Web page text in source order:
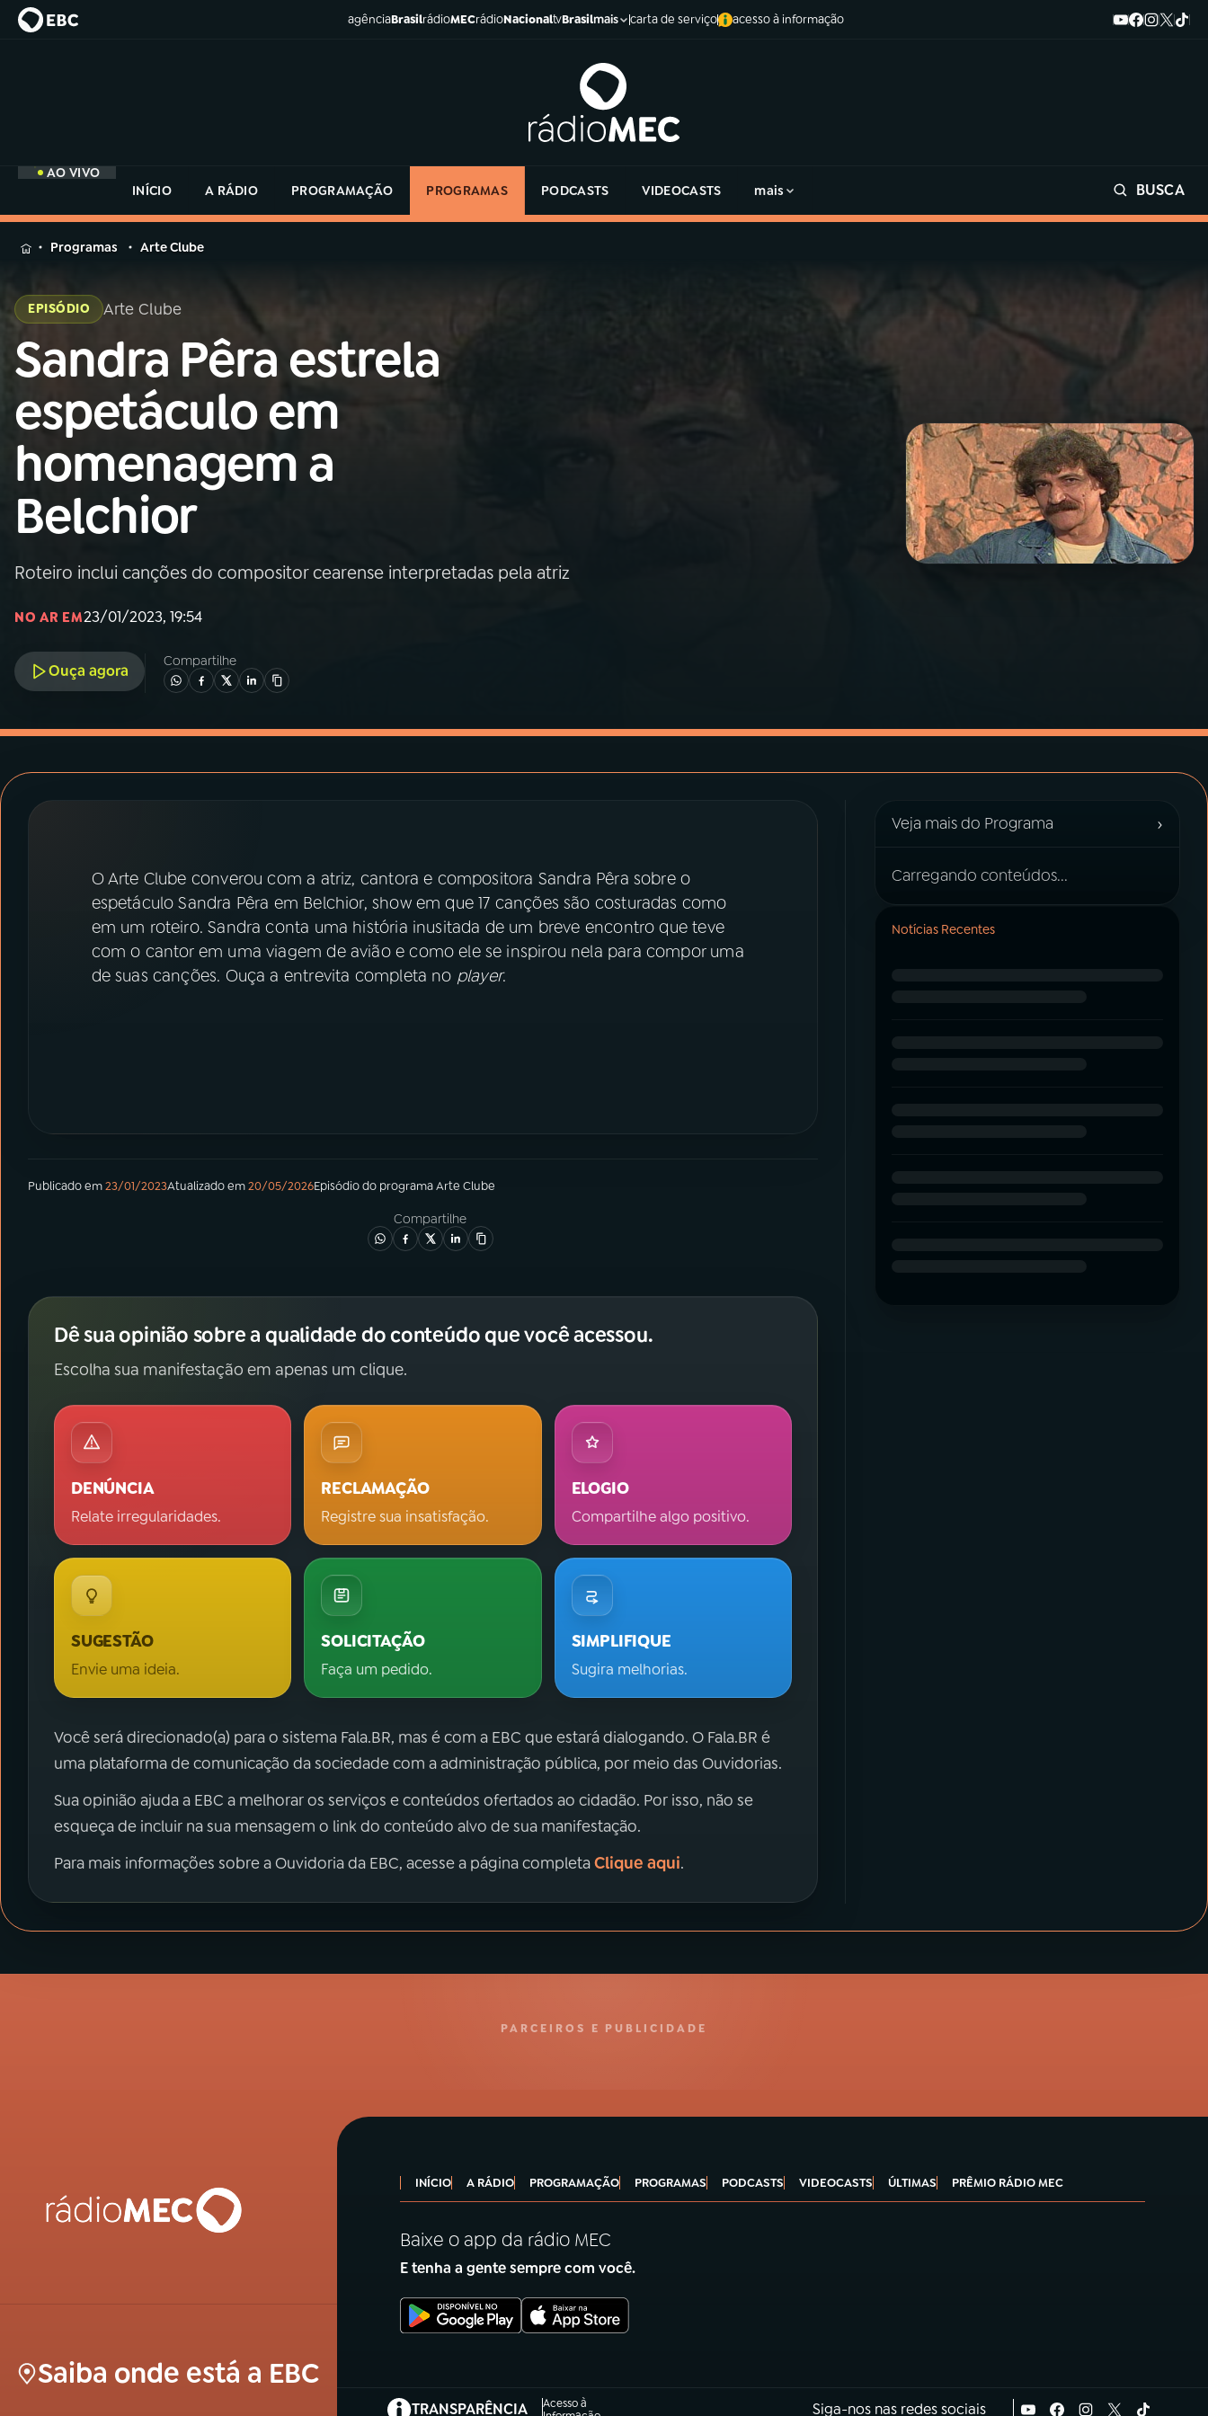
agênciaBrasilrádioMECrádioNacionaltvBrasilmais carta de serviço acesso à informação
AO VIVO
INÍCIO
A RÁDIO PROGRAMAÇÃO PROGRAMAS PODCASTS VIDEOCASTS mais BUSCA
MENU
Buscar
na
Rádio
MEC
01 INÍCIO
02A RÁDIO
03PROGRAMAÇÃO
05PODCASTS
PRÊMIO RÁDIO MEC
ACOMPANHE A RÁDIO MEC
YouTube Facebook
na
Rádio
Programas Arte Clube
EPISÓDIO Arte Clube
Sandra Pêra estrela
espetáculo em
homenagem a
Belchior
Roteiro inclui canções do compositor cearense interpretadas pela atriz
NO AR EM23/01/2023, 19:54
Ouça agora
Compartilhe
O Arte Clube converou com a atriz, cantora e compositora Sandra Pêra sobre o
espetáculo Sandra Pêra em Belchior, show em que 17 canções são costuradas como
em um roteiro. Sandra conta uma história inusitada de um breve encontro que teve
com o cantor em uma viagem de avião e como ele se inspirou nela para compor uma
de suas canções. Ouça a entrevita completa no player.
Publicado em23/01/2023Atualizado em20/05/2026Episódiodo programaArte Clube
Compartilhe
Dê sua opinião sobre a qualidade do conteúdo que você acessou.
Escolha sua manifestação em apenas um clique.
DENÚNCIA
Relate irregularidades.
RECLAMAÇÃO
Registre sua insatisfação.
ELOGIO
Compartilhe algo positivo.
SUGESTÃO
Envie uma ideia.
SOLICITAÇÃO
Faça um pedido.
SIMPLIFIQUE
Sugira melhorias.
Você será direcionado(a) para o sistema Fala.BR, mas é com a EBC que estará dialogando. O Fala.BR é
uma plataforma de comunicação da sociedade com a administração pública, por meio das Ouvidorias.
Sua opinião ajuda a EBC a melhorar os serviços e conteúdos ofertados ao cidadão. Por isso, não se
esqueça de incluir na sua mensagem o link do conteúdo alvo de sua manifestação.
Para mais informações sobre a Ouvidoria da EBC, acesse a página completaClique aqui.
Veja mais do Programa ›
Carregando conteúdos...
Notícias Recentes
PARCEIROS E PUBLICIDADE
Saiba onde está a EBC
INÍCIO A RÁDIO PROGRAMAÇÃO PROGRAMAS PODCASTS VIDEOCASTS ÚLTIMAS PRÊMIO RÁDIO MEC
Baixe o app da rádio MEC
E tenha a gente sempre com você.
TRANSPARÊNCIA
Acesso à
Siga-nos nas redes sociais